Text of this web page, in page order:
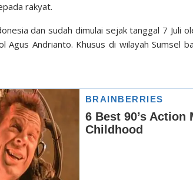
rakyat.
dan sudah dimulai sejak tanggal 7 Juli
Agus Andrianto. Khusus di wilayah Sumsel